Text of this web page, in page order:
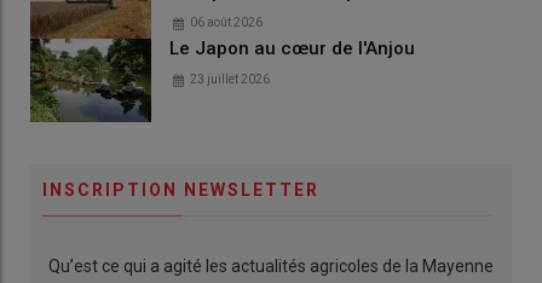
06 août 2026
Le Japon au cœur de l'Anjou
23 juillet 2026
INSCRIPTION NEWSLETTER
Qu’est ce qui a agité les actualités agricoles de la Mayenne